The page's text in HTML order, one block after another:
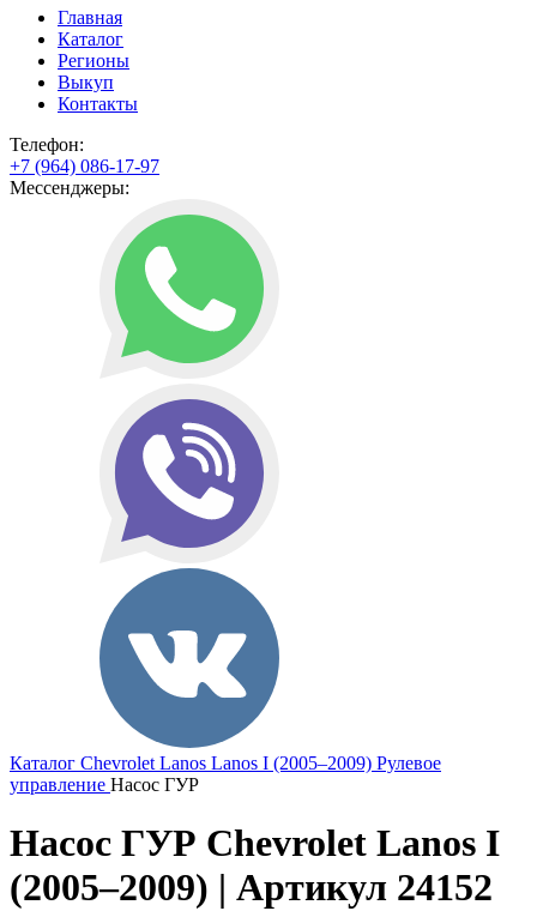
Главная
Каталог
Регионы
Выкуп
Контакты
Телефон:
+7 (964) 086-17-97
Мессенджеры:
Каталог Chevrolet Lanos Lanos I (2005–2009) Рулевое
управление Насос ГУР
Насос ГУР Chevrolet Lanos I
(2005–2009) | Артикул 24152